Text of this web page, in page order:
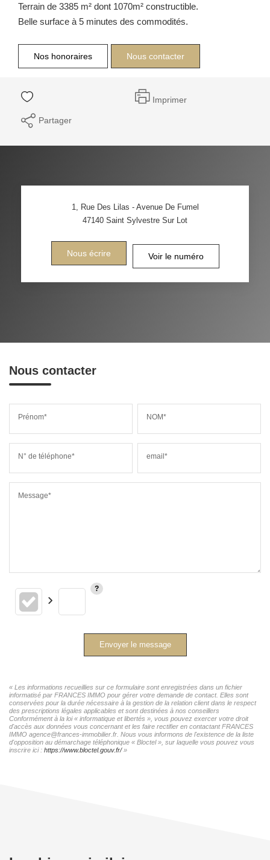
Terrain de 3385 m² dont 1070m² constructible.
Belle surface à 5 minutes des commodités.
Nos honoraires Nous contacter
Imprimer
Partager
1, Rue Des Lilas - Avenue De Fumel
47140 Saint Sylvestre Sur Lot
Nous écrire Voir le numéro
Nous contacter
Prénom* NOM*
N° de téléphone* email*
Message*
Envoyer le message
« Les informations recueillies sur ce formulaire sont enregistrées dans un fichier
informatisé par FRANCES IMMO pour gérer votre demande de contact. Elles sont
conservées pour la durée nécessaire à la gestion de la relation client dans le respect
des prescriptions légales applicables et sont destinées à nos conseillers
Conformément à la loi « informatique et libertés », vous pouvez exercer votre droit
d'accès aux données vous concernant et les faire rectifier en contactant FRANCES
IMMO agence@frances-immobilier.fr. Nous vous informons de l'existence de la liste
d'opposition au démarchage téléphonique « Bloctel », sur laquelle vous pouvez vous
inscrire ici : https://www.bloctel.gouv.fr/»